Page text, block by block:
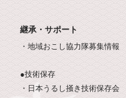
継承・サポート
・地域おこし協力隊募集情報
●技術保存
・日本うるし掻き技術保存会